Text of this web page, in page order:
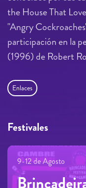
the House That
"Angry
participación en la
(1996) de Robert
Enlaces
Festivales
9-12 de Agosto